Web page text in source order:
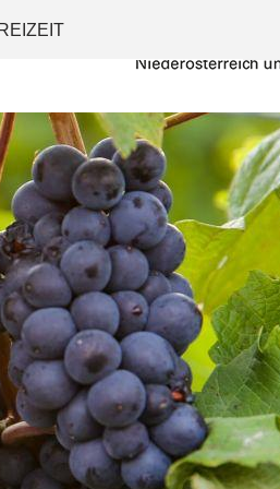
Tastaturbedienung